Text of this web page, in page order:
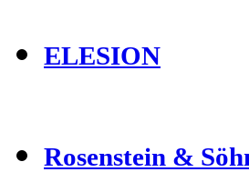
ELESION
Rosenstein &